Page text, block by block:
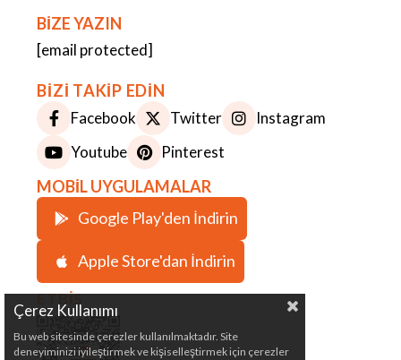
BİZE YAZIN
[email protected]
BİZİ TAKİP EDİN
Facebook Twitter
Instagram
Youtube
Pinterest
MOBİL UYGULAMALAR
Google Play'den İndirin
Apple Store'dan İndirin
ETBİS
Çerez Kullanımı
Bu web sitesinde çerezler kullanılmaktadır. Site
deneyiminizi iyileştirmek ve kişiselleştirmek için çerezler